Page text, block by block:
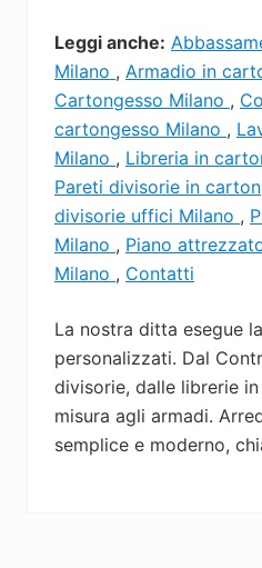
Leggi anche:
Milano , Armadio in
Cartongesso Milano ,
cartongesso Milano ,
Milano , Libreria in
Pareti divisorie in
divisorie uffici Milano ,
Milano , Piano
Milano , Contatti
La nostra ditta esegue
personalizzati. Dal
divisorie, dalle librerie
misura agli armadi.
semplice e moderno,